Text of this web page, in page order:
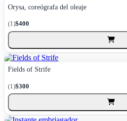
Orysa, coreógrafa del oleaje
(1)$400
Fields of Strife
(1)$300